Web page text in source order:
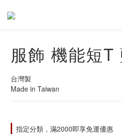
服飾 機能短T
台灣製
Made in Taiwan
指定分類，滿2000即享免運優惠